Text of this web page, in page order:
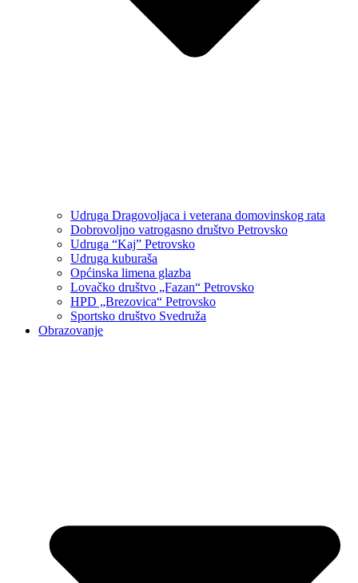
Udruga Dragovoljaca i veterana domovinskog rata
Dobrovoljno vatrogasno društvo Petrovsko
Udruga “Kaj” Petrovsko
Udruga kuburaša
Općinska limena glazba
Lovačko društvo „Fazan“ Petrovsko
HPD „Brezovica“ Petrovsko
Sportsko društvo Svedruža
Obrazovanje